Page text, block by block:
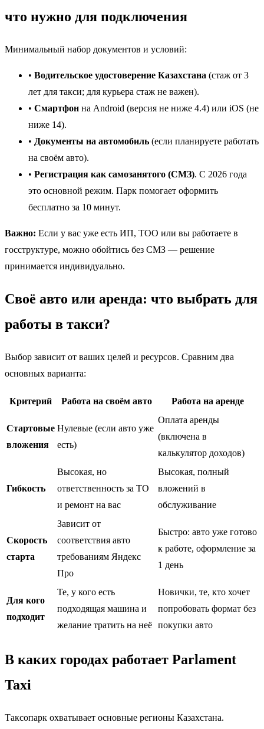
что нужно для подключения
Минимальный набор документов и условий:
• Водительское удостоверение Казахстана (стаж от 3
лет для такси; для курьера стаж не важен).
• Смартфон на Android (версия не ниже 4.4) или iOS (не
ниже 14).
• Документы на автомобиль (если планируете работать
на своём авто).
• Регистрация как самозанятого (СМЗ). С 2026 года
это основной режим. Парк помогает оформить
бесплатно за 10 минут.
Важно: Если у вас уже есть ИП, ТОО или вы работаете в
госструктуре, можно обойтись без СМЗ — решение
принимается индивидуально.
Своё авто или аренда: что выбрать для
работы в такси?
Выбор зависит от ваших целей и ресурсов. Сравним два
основных варианта:
Критерий Работа на своём авто Работа на аренде
Стартовые
вложения
Нулевые (если авто уже
есть)
Оплата аренды
(включена в
калькулятор доходов)
Гибкость
Высокая, но
ответственность за ТО
и ремонт на вас
Высокая, полный
вложений в
обслуживание
Скорость
старта
Зависит от
соответствия авто
требованиям Яндекс
Про
Быстро: авто уже готово
к работе, оформление за
1 день
Для кого
подходит
Те, у кого есть
подходящая машина и
желание тратить на неё
Новички, те, кто хочет
попробовать формат без
покупки авто
В каких городах работает Parlament
Taxi
Таксопарк охватывает основные регионы Казахстана.